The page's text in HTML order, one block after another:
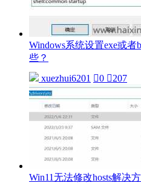
Windows系统设置exe或
些？
xuezhui6201 0 207
Win11无法修改hosts解决